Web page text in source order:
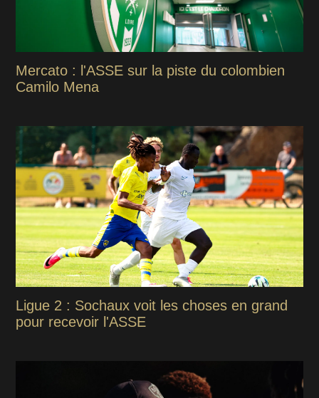
Mercato : l'ASSE sur la piste du colombien
Camilo Mena
Ligue 2 : Sochaux voit les choses en grand
pour recevoir l'ASSE